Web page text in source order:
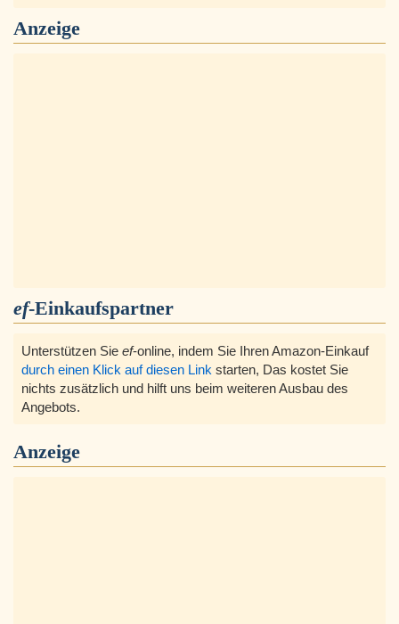
Anzeige
ef-Einkaufspartner
Unterstützen Sie ef-online, indem Sie Ihren Amazon-Einkauf
durch einen Klick auf diesen Link starten, Das kostet Sie
nichts zusätzlich und hilft uns beim weiteren Ausbau des
Angebots.
Anzeige